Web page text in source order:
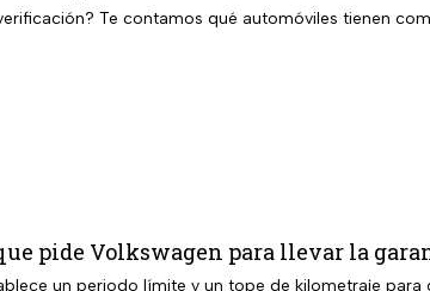
Te contamos qué automóviles tienen
pide Volkswagen para llevar la
un periodo límite y un tope de kilometraje